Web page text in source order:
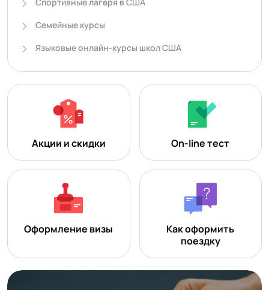
Семейные курсы
Языковые онлайн-курсы школ США
Акции и скидки On-line тест
Оформление визы
Как оформить
поездку